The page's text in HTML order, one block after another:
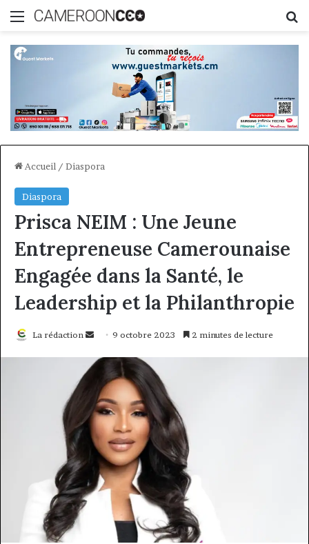
Menu
Accueil / Diaspora
Diaspora
Prisca NEIM : Une Jeune
Entrepreneuse Camerounaise
Engagée dans la Santé, le
Leadership et la Philanthropie
La rédaction
Envoyer
courriel
9 octobre 2023 2 minutes de lecture